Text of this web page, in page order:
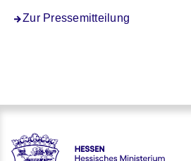
Zur Pressemitteilung